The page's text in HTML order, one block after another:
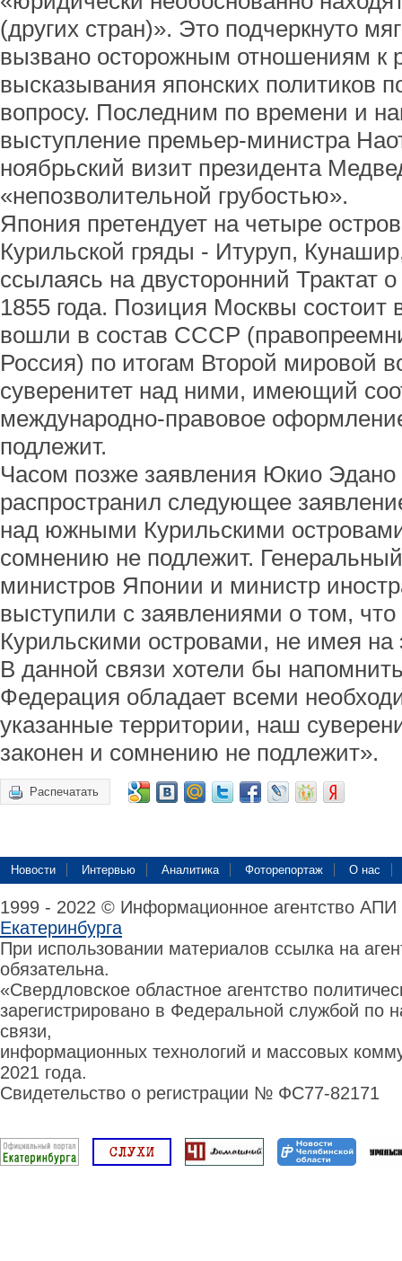
(других стран)». Это подчеркнуто
вызвано осторожным отношениям к
высказывания японских политиков
вопросу. Последним по времени и
выступление премьер-министра
ноябрьский визит президента
«непозволительной грубостью».
Япония претендует на четыре
Курильской гряды - Итуруп,
ссылаясь на двусторонний Трактат
1855 года. Позиция Москвы
вошли в состав СССР
Россия) по итогам Второй мировой
суверенитет над ними, имеющий
международно-правовое
подлежит.
Часом позже заявления Юкио
распространил следующее
над южными Курильскими
сомнению не подлежит.
министров Японии и министр
выступили с заявлениями о том,
Курильскими островами, не имея на
В данной связи хотели бы
Федерация обладает всеми
указанные территории, наш
законен и сомнению не подлежит».
Распечатать
Новости Интервью Аналитика Фоторепортаж О нас
1999 - 2022 © Информационное агентство
Екатеринбурга
При использовании материалов ссылка на
обязательна.
«Свердловское областное агентство
зарегистрировано в Федеральной службой по
связи,
информационных технологий и массовых
2021 года.
Свидетельство о регистрации № ФС77-82171